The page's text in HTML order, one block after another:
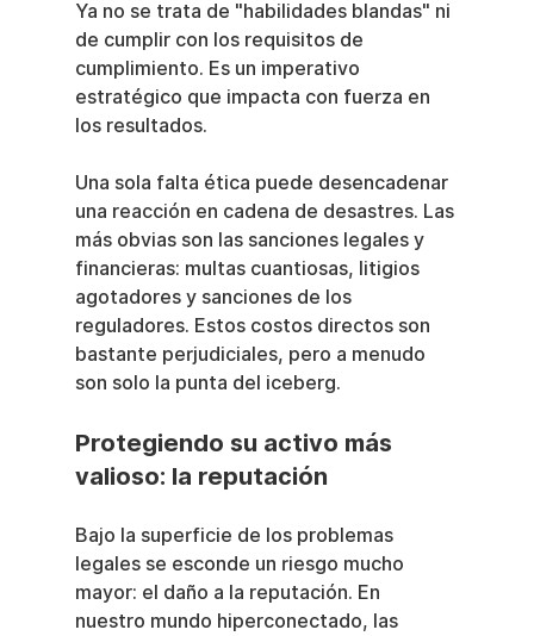
Ya no se trata de "habilidades blandas" ni
de cumplir con los requisitos de
cumplimiento. Es un imperativo
estratégico que impacta con fuerza en
los resultados.
Una sola falta ética puede desencadenar
una reacción en cadena de desastres. Las
más obvias son las sanciones legales y
financieras: multas cuantiosas, litigios
agotadores y sanciones de los
reguladores. Estos costos directos son
bastante perjudiciales, pero a menudo
son solo la punta del iceberg.
Protegiendo su activo más
valioso: la reputación
Bajo la superficie de los problemas
legales se esconde un riesgo mucho
mayor: el daño a la reputación. En
nuestro mundo hiperconectado, las